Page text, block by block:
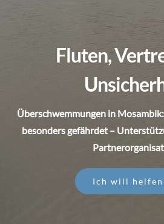
ÜBER UNS
AKTUELLES
Fluten,
Überschwemmungen in
besonders gefährdet –
Ich will helfen